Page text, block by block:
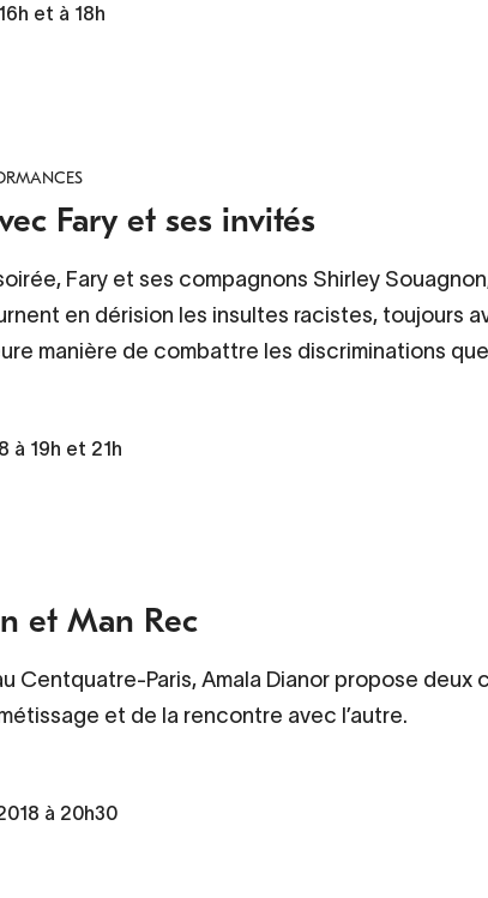
et à 18h
Fary et ses invités
Fary et ses compagnons Shirley
en dérision les insultes racistes, toujours
manière de combattre les discriminations
à 19h et 21h
et Man Rec
Centquatre-Paris, Amala Dianor propose
et de la rencontre avec l’autre.
à 20h30